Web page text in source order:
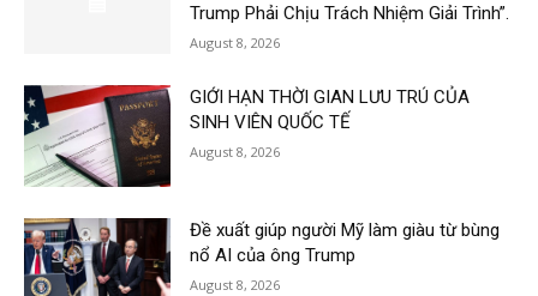
Trump Phải Chịu Trách Nhiệm Giải Trình”.
August 8, 2026
GIỚI HẠN THỜI GIAN LƯU TRÚ CỦA
SINH VIÊN QUỐC TẾ
August 8, 2026
Đề xuất giúp người Mỹ làm giàu từ bùng
nổ AI của ông Trump
August 8, 2026